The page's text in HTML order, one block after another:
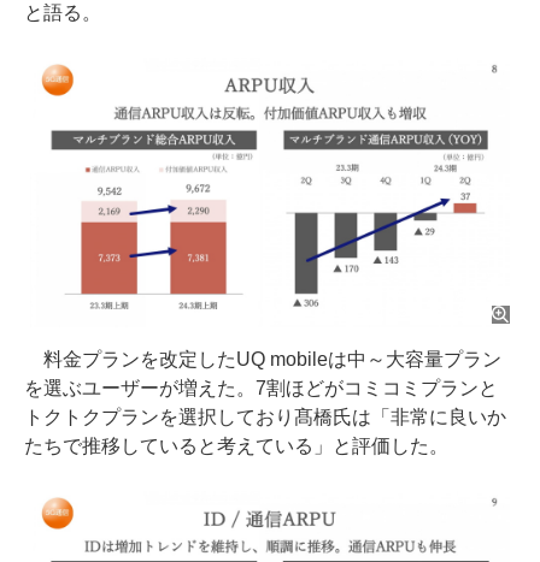
と語る。
料金プランを改定したUQ mobileは中～大容量プラン
を選ぶユーザーが増えた。7割ほどがコミコミプランと
トクトクプランを選択しており髙橋氏は「非常に良いか
たちで推移していると考えている」と評価した。